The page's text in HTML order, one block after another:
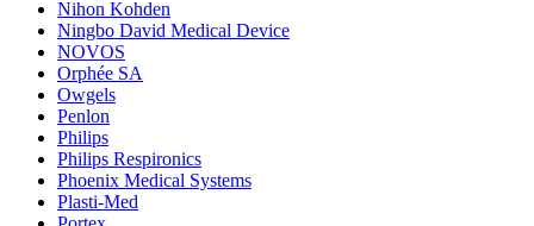
Nihon Kohden
Ningbo David Medical Device
NOVOS
Orphée SA
Owgels
Penlon
Philips
Philips Respironics
Phoenix Medical Systems
Plasti-Med